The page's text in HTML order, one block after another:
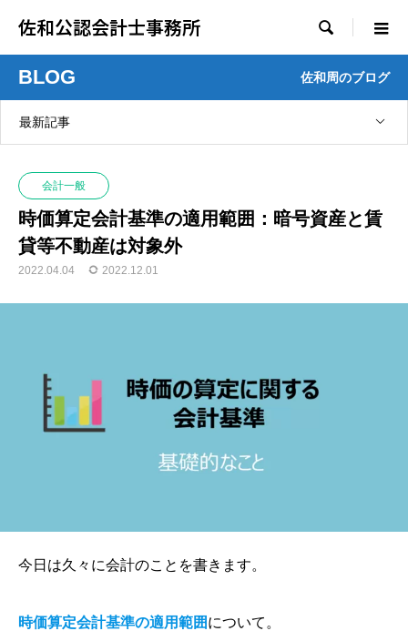
佐和公認会計士事務所 
BLOG 佐和周のブログ
最新記事
会計一般
時価算定会計基準の適用範囲：暗号資産と賃
貸等不動産は対象外
2022.04.04 2022.12.01
今日は久々に会計のことを書きます。
時価算定会計基準の適用範囲について。